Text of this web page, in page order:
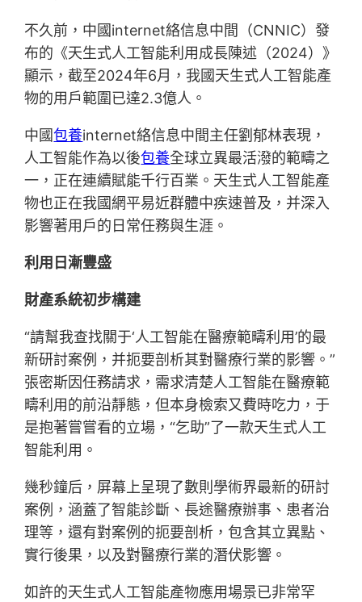
不久前，中國internet絡信息中間（CNNIC）發
布的《天生式人工智能利用成長陳述（2024）》
顯示，截至2024年6月，我國天生式人工智能產
物的用戶範圍已達2.3億人。
中國包養internet絡信息中間主任劉郁林表現，
人工智能作為以後包養全球立異最活潑的範疇之
一，正在連續賦能千行百業。天生式人工智能產
物也正在我國網平易近群體中疾速普及，并深入
影響著用戶的日常任務與生涯。
利用日漸豐盛
財產系統初步構建
“請幫我查找關于‘人工智能在醫療範疇利用’的最
新研討案例，并扼要剖析其對醫療行業的影響。”
張密斯因任務請求，需求清楚人工智能在醫療範
疇利用的前沿靜態，但本身檢索又費時吃力，于
是抱著嘗嘗看的立場，“乞助”了一款天生式人工
智能利用。
幾秒鐘后，屏幕上呈現了數則學術界最新的研討
案例，涵蓋了智能診斷、長途醫療辦事、患者治
理等，還有對案例的扼要剖析，包含其立異點、
實行後果，以及對醫療行業的潛伏影響。
如許的天生式人工智能產物應用場景已非常罕